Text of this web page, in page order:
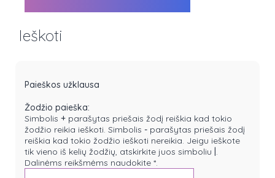
Nemirtingųjų būstinė
Ieškoti
Paieškos užklausa
Žodžio paieška:
Simbolis + parašytas priešais žodį reiškia kad tokio
žodžio reikia ieškoti. Simbolis - parašytas priešais žodį
reiškia kad tokio žodžio ieškoti nereikia. Jeigu ieškote
tik vieno iš kelių žodžių, atskirkite juos simboliu .
Dalinėms reikšmėms naudokite *.